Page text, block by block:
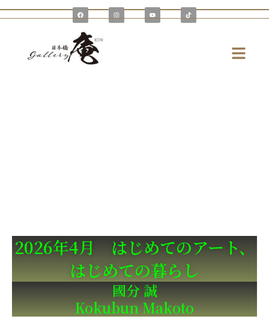
内
容
F
a
c
b
o
o
k
I
n
s
Y
o
u
T
i
k
メ
ニ
2026年4月 はじめてのアート、
はじめての暮らし
國分 誠
Kokubun Makoto